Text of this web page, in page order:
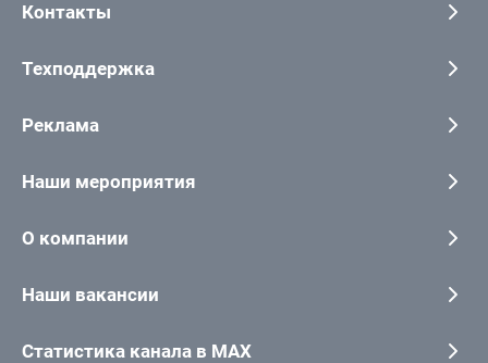
Контакты
Техподдержка
Реклама
Наши мероприятия
О компании
Наши вакансии
Статистика канала в MAX